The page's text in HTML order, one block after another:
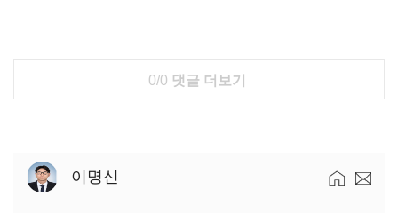
0/0 댓글 더보기
이명신